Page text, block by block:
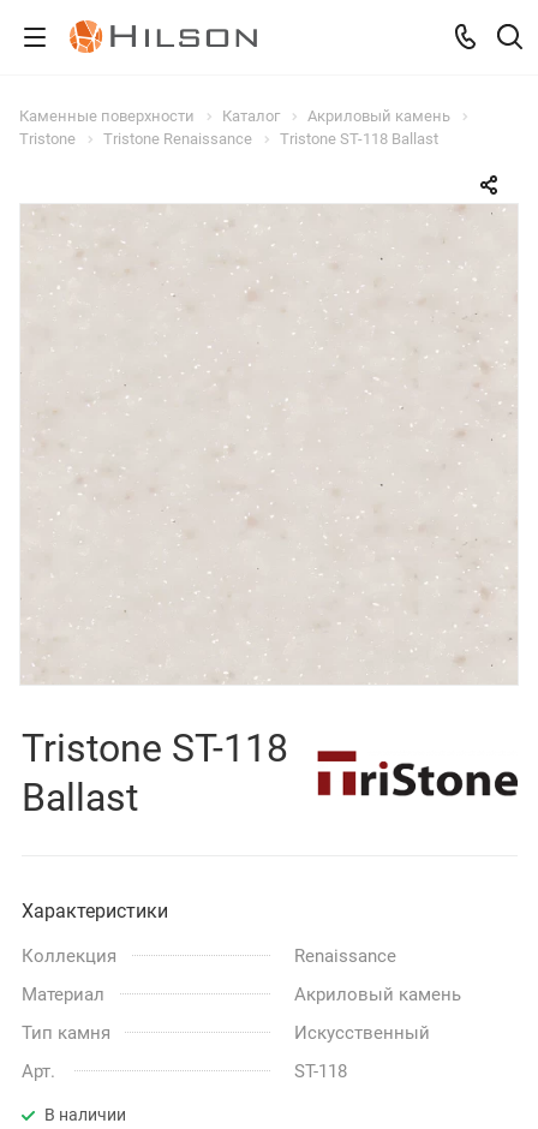
Каменные поверхности Каталог
Акриловый камень
Tristone
Tristone Renaissance Tristone ST-118 Ballast
Tristone ST-118
Ballast
Характеристики
Коллекция
Renaissance
Материал
Акриловый камень
Тип камня
Искусственный
Арт.
ST-118
В наличии